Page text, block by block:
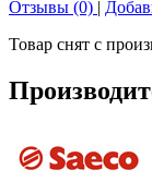
Отзывы (0) |
Товар снят с